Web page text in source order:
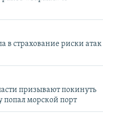
в страхование риски атак
призывают покинуть
попал морской порт